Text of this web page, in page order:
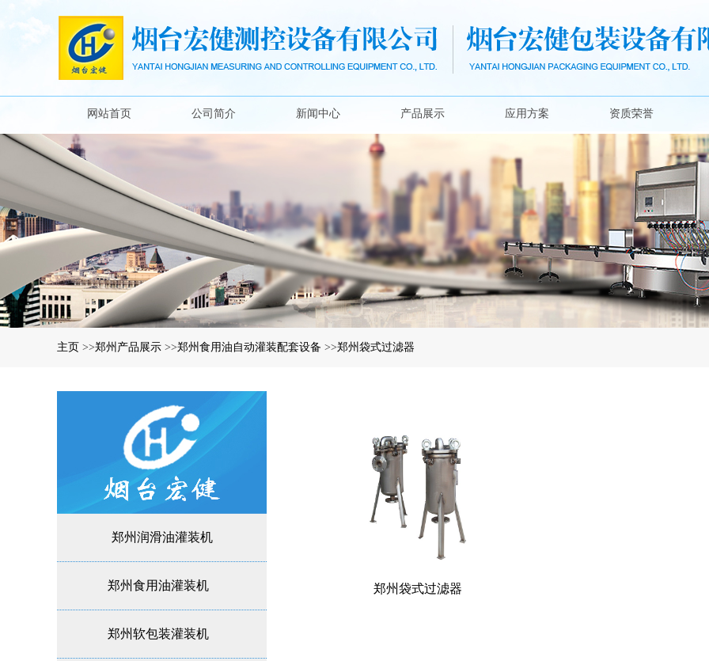
网站首页 公司简介 新闻中心 产品展示 应用方案 资质荣誉
主页 >>郑州产品展示 >>郑州食用油自动灌装配套设备 >>郑州袋式过滤器
郑州润滑油灌装机
郑州食用油灌装机
郑州软包装灌装机
郑州袋式过滤器